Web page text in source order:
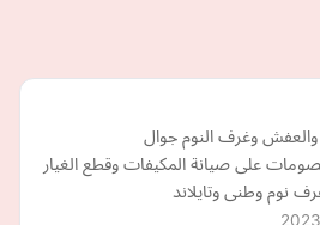
وغرف النوم جوال
وخصومات على صيانة المكيفات وقطع الغيار
نوم وطنى وتايلاند